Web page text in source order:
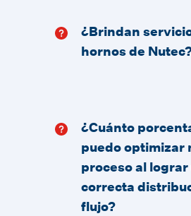
¿Brindan
hornos de
¿Cuánto
puedo optimizar
proceso al lograr
correcta
flujo?